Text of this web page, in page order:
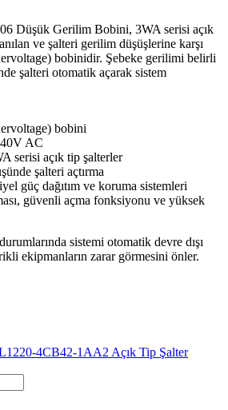
Düşük Gerilim Bobini, 3WA serisi açık
ve şalteri gerilim düşüşlerine karşı
bobinidir. Şebeke gerilimi belirli
şalteri otomatik açarak sistem
bobini
AC
serisi açık tip şalterler
şalteri açtırma
güç dağıtım ve koruma sistemleri
güvenli açma fonksiyonu ve yüksek
sistemi otomatik devre dışı
ekipmanların zarar görmesini önler.
4CB42-1AA2 Açık Tip Şalter